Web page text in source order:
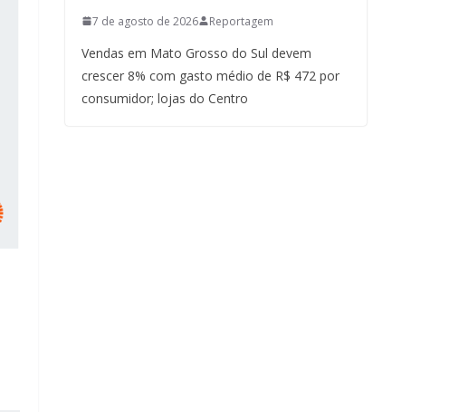
7 de agosto de 2026 Reportagem
Vendas em Mato Grosso do Sul devem
crescer 8% com gasto médio de R$ 472 por
consumidor; lojas do Centro